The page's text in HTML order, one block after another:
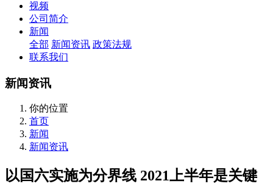
视频
公司简介
新闻
全部 新闻资讯 政策法规
联系我们
新闻资讯
你的位置
首页
新闻
新闻资讯
以国六实施为分界线 2021上半年是关键